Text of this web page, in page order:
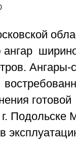
ангар
Ангары-
готовой
Подольске